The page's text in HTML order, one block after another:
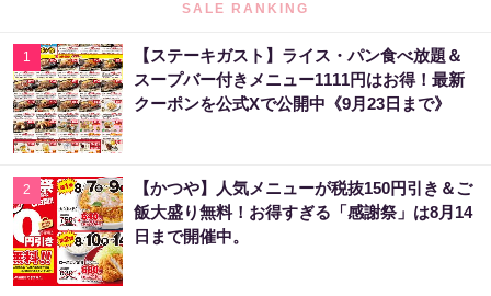
SALE RANKING
1
【ステーキガスト】ライス・パン食べ放題＆
スープバー付きメニュー1111円はお得！最新
クーポンを公式Xで公開中《9月23日まで》
2
【かつや】人気メニューが税抜150円引き＆ご
飯大盛り無料！お得すぎる「感謝祭」は8月14
日まで開催中。